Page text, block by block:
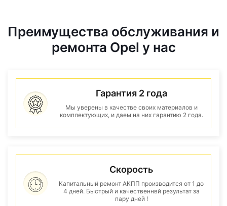
Преимущества обслуживания и
ремонта Opel у нас
Гарантия 2 года
Мы уверены в качестве своих материалов и
комплектующих, и даем на них гарантию 2 года.
Скорость
Капитальный ремонт АКПП производится от 1 до
4 дней. Быстрый и качественнвй результат за
пару дней !